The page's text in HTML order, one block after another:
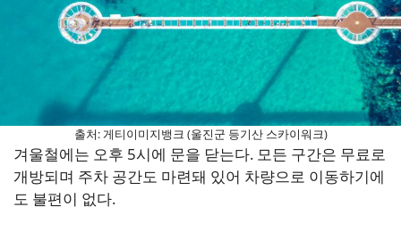
출처: 게티이미지뱅크 (울진군 등기산 스카이워크)
겨울철에는 오후 5시에 문을 닫는다. 모든 구간은 무료로
개방되며 주차 공간도 마련돼 있어 차량으로 이동하기에
도 불편이 없다.